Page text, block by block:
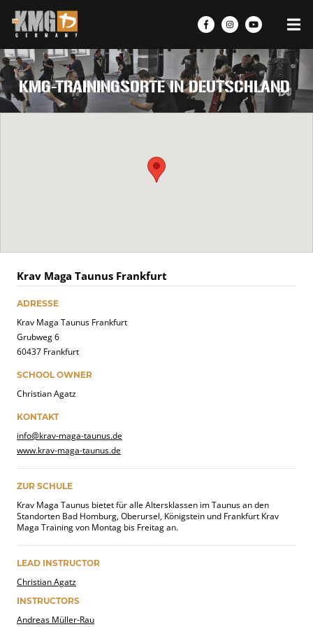
Skip
to
content
KMG-TRAININGSORTE IN DEUTSCHLAND
Krav Maga Taunus Frankfurt
ADRESSE
Krav Maga Taunus Frankfurt
Grubweg 6
60437 Frankfurt
SCHOOL OWNER
Christian Agatz
KONTAKT
info@krav-maga-taunus.de
www.krav-maga-taunus.de
ZUR SCHULE
Krav Maga Taunus bietet für alle Altersklassen im Taunus an den
Standorten Bad Homburg, Oberursel, Königstein und Frankfurt Krav
Maga Training von Montag bis Freitag an.
LEAD INSTRUCTOR
Christian Agatz
INSTRUCTORS
Andreas Müller-Rau